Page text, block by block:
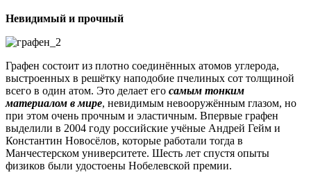
Невидимый и прочный
Графен состоит из плотно соединённых атомов углерода,
выстроенных в решётку наподобие пчелиных сот толщиной
всего в один атом. Это делает его самым тонким
материалом в мире, невидимым невооружённым глазом, но
при этом очень прочным и эластичным. Впервые графен
выделили в 2004 году российские учёные Андрей Гейм и
Константин Новосёлов, которые работали тогда в
Манчестерском университете. Шесть лет спустя опыты
физиков были удостоены Нобелевской премии.